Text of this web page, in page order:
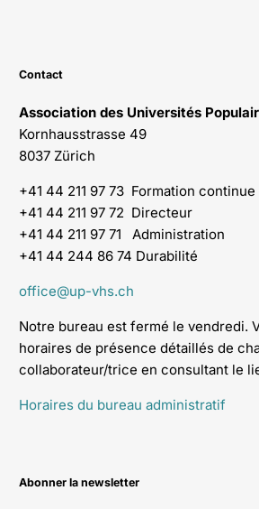
Contact
Association des Universités
Kornhausstrasse 49
8037 Zürich
+41 44 211 97 73 Formation continue
+41 44 211 97 72 Directeur
+41 44 211 97 71 Administration
+41 44 244 86 74 Durabilité
office@up-vhs.ch
Notre bureau est fermé le vendredi.
horaires de présence détaillés de
collaborateur/trice en consultant le
Horaires du bureau administratif
Abonner la newsletter